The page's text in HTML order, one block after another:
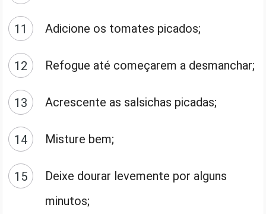
Adicione os tomates picados;
Refogue até começarem a desmanchar;
Acrescente as salsichas picadas;
Misture bem;
Deixe dourar levemente por alguns
minutos;